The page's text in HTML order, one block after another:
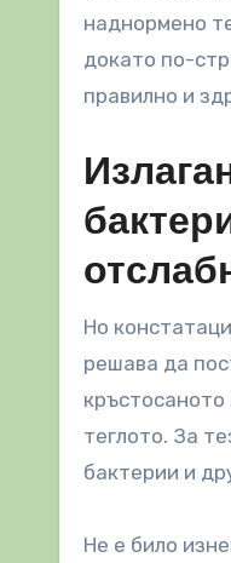
наднормено
докато по-
правилно и
Но
решава да
теглото. За
бактерии и
Не е било